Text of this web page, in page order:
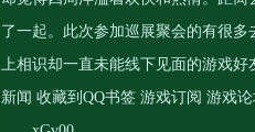
了一起。此次参加巡展聚会的有很
上相识却一直未能线下见面的游戏好
新闻 收藏到QQ书签 游戏订阅 游戏